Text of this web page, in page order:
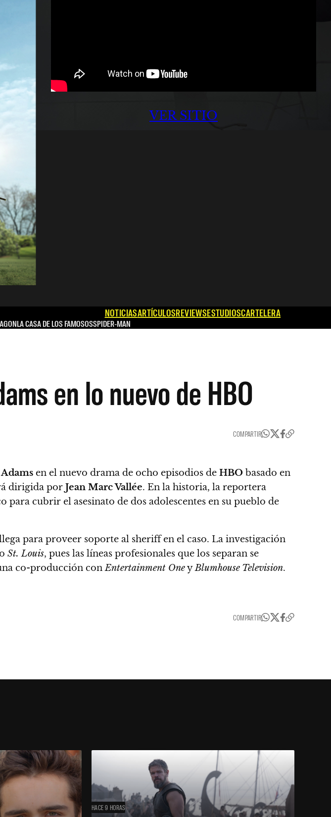
VER SITIO
NOTICIASARTÍCULOSREVIEWSESTUDIOSCARTELERA
LA CASA DE LOS FAMOSOSSPIDER-MAN
en lo nuevo de HBO
COMPARTIR
en el nuevo drama de ocho episodios de HBO basado en
dirigida por Jean Marc Vallée. En la historia, la reportera
cubrir el asesinato de dos adolescentes en su pueblo de
para proveer soporte al sheriff en el caso. La investigación
St. Louis, pues las líneas profesionales que los separan se
co-producción conEntertainment OneyBlumhouse Television.
COMPARTIR
HACE 9 HORAS